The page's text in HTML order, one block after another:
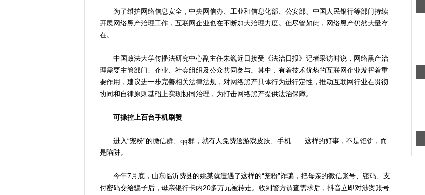
为了维护网络信息安全，中央网信办、工业和信息化部、公安部、中国人民银行等部门持续
开展网络黑产治理工作，互联网企业也在不断加大治理力度。但尽管如此，网络黑产仍然大量存
在。
中国政法大学传播法研究中心副主任朱巍近日接受《法治日报》记者采访时说，网络黑产治
理需要主管部门、企业、社会组织及公众共同参与。其中，有着技术优势的互联网企业发挥着重
要作用，建议进一步完善相关法律法规，对网络黑产具体行为进行定性，推动互联网行业在贯彻
协同和自律原则基础上实现协同治理，为打击网络黑产提供法治保障。
可操控上百台手机刷赞
进入“宠粉”的微信群、qq群，就有人免费送游戏皮肤、手机……这样的好事，不是馅饼，而
是陷阱。
今年7月底，山东临沂费县的姚某就遭遇了这样的“宠粉”诈骗，把母亲的微信账号、密码、支
付密码交给骗子后，母亲银行卡内20多万元被转走。收到警方调查需求后，抖音立即对涉案账号